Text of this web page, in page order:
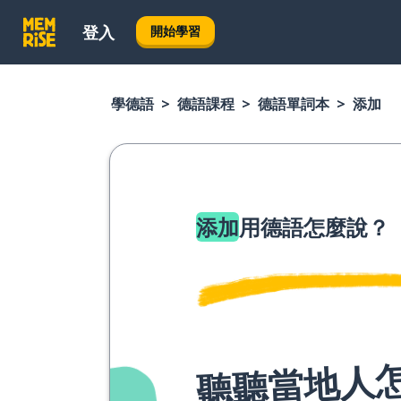
登入 開始學習
學德語 德語課程 德語單詞本 添加
添加用德語怎麼說？
聽聽當地人